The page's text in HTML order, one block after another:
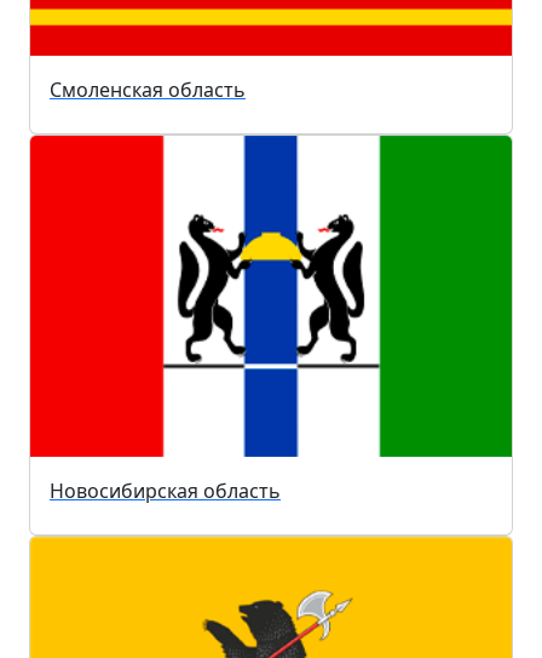
Смоленская область
Новосибирская область